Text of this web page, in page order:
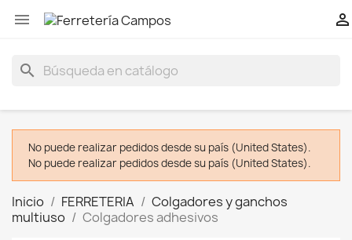
 
search
No puede realizar pedidos desde su país (United States).
No puede realizar pedidos desde su país (United States).
Inicio FERRETERIA
Colgadores y ganchos
multiuso
Colgadores adhesivos